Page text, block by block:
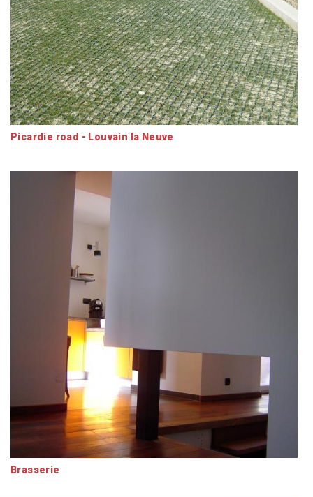
Picardie road - Louvain la Neuve
Brasserie